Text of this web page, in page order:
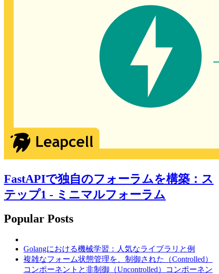
FastAPIで独自のフォーラムを構築：ス
テップ1 - ミニマルフォーラム
Popular Posts
Golangにおける機械学習：人気なライブラリと例
複雑なフォーム状態管理を、制御された（Controlled）
コンポーネントと非制御（Uncontrolled）コンポーネン